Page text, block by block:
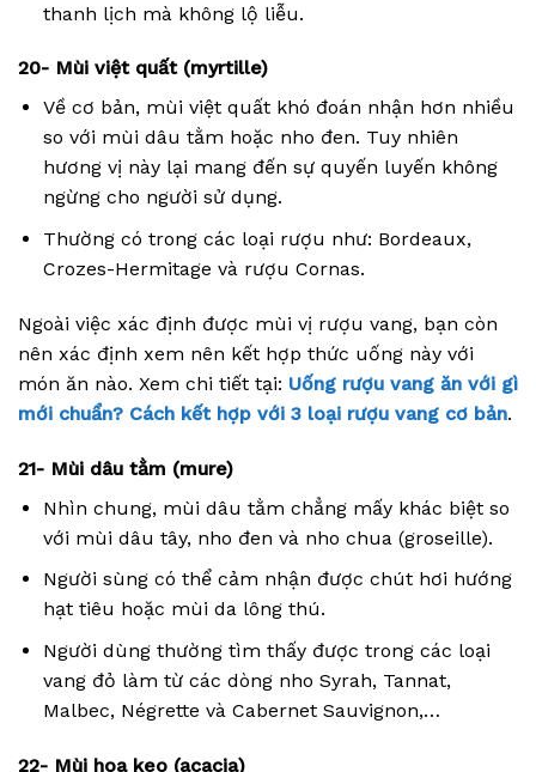
thanh lịch mà không lộ liễu.
20- Mùi việt quất (myrtille)
Về cơ bản, mùi việt quất khó đoán nhận hơn nhiều
so với mùi dâu tằm hoặc nho đen. Tuy nhiên
hương vị này lại mang đến sự quyến luyến không
ngừng cho người sử dụng.
Thường có trong các loại rượu như: Bordeaux,
Crozes-Hermitage và rượu Cornas.
Ngoài việc xác định được mùi vị rượu vang, bạn còn
nên xác định xem nên kết hợp thức uống này với
món ăn nào. Xem chi tiết tại: Uống rượu vang ăn với gì
mới chuẩn? Cách kết hợp với 3 loại rượu vang cơ bản.
21- Mùi dâu tằm (mure)
Nhìn chung, mùi dâu tằm chẳng mấy khác biệt so
với mùi dâu tây, nho đen và nho chua (groseille).
Người sùng có thể cảm nhận được chút hơi hướng
hạt tiêu hoặc mùi da lông thú.
Người dùng thường tìm thấy được trong các loại
vang đỏ làm từ các dòng nho Syrah, Tannat,
Malbec, Négrette và Cabernet Sauvignon,…
22- Mùi hoa keo (acacia)